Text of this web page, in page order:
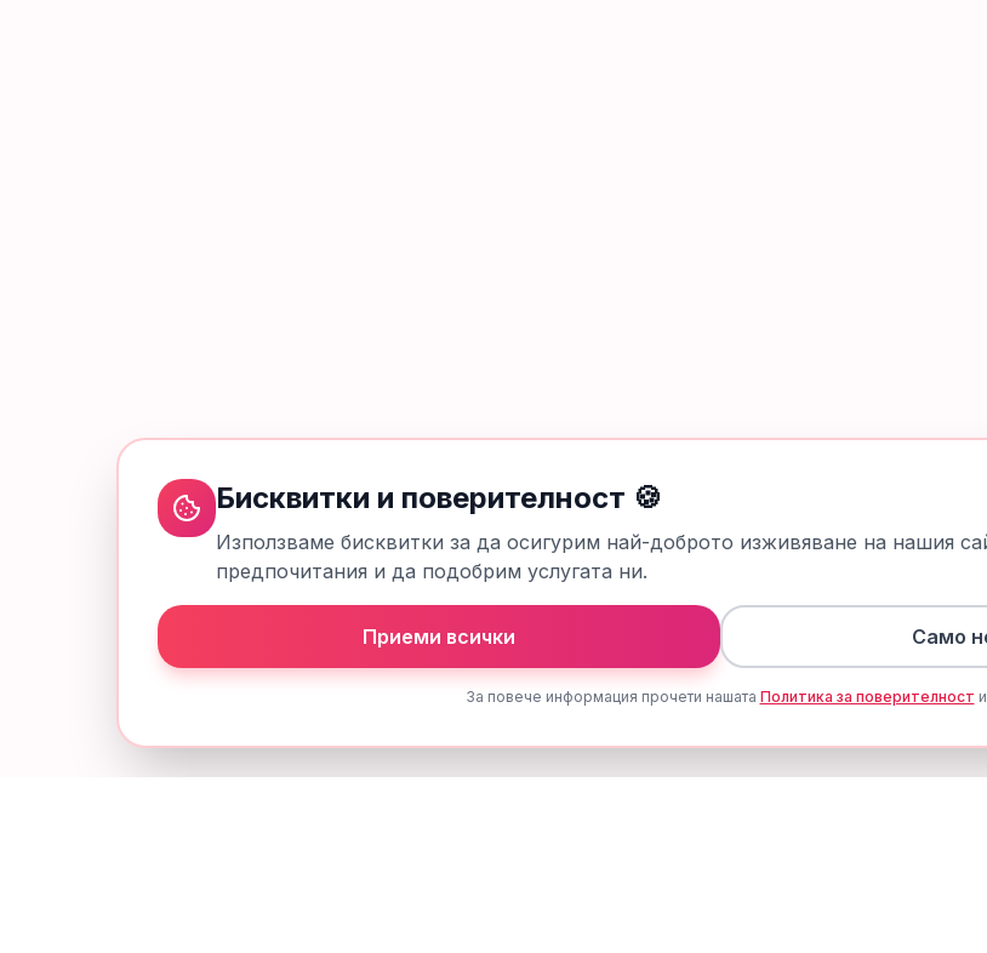
Бисквитки и поверителност 🍪
Използваме бисквитки за да осигурим най-доброто изживяване на нашия
предпочитания и да подобрим услугата ни.
Приеми всички Само
За повече информация прочети нашата Политика за поверителност и